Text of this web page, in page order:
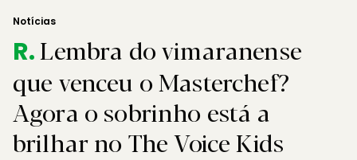
Notícias
R.Lembra do vimaranense
que venceu o Masterchef?
Agora o sobrinho está a
brilhar no The Voice Kids